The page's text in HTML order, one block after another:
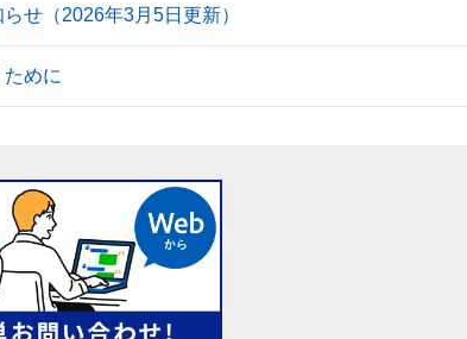
せ（2026年3月5日更新）
めに